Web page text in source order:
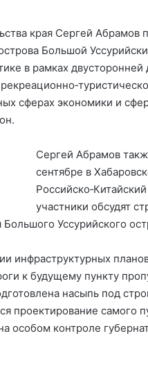
края Сергей Абрамов
Большой
в рамках
сферах экономики и
Сергей Абрамов
сентябре в
участники обсудят
Большого Уссурийского
инфраструктурных
к будущему пункту
насыпь под
проектирование самого
особом контроле